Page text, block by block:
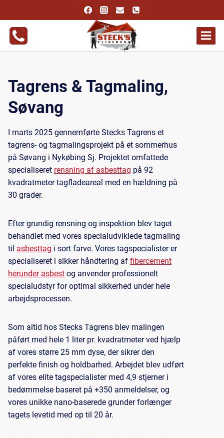
til
indhold
Tagrens & Tagmaling,
Søvang
I marts 2025 gennemførte Stecks Tagrens et
tagrens- og tagmalingsprojekt på et sommerhus
på Søvang i Nykøbing Sj. Projektet omfattede
specialiseret rensning af asbesttag på 92
kvadratmeter tagfladeareal med en hældning på
30 grader.
Efter grundig rensning og inspektion blev taget
behandlet med vores specialudviklede tagmaling
til asbesttag i sort farve. Vores tagspecialister er
specialiseret i sikker håndtering af fibercement
herunder asbest og anvender professionelt
specialudstyr for optimal sikkerhed under hele
arbejdsprocessen.
Som altid hos Stecks Tagrens blev malingen
påført med hele 1 liter pr. kvadratmeter ved hjælp
af vores større 25 mm dyse, der sikrer den
perfekte finish og holdbarhed. Arbejdet blev udført
af vores elite tagspecialister med 4,9 stjerner i
bedømmelse baseret på +350 anmeldelser, og
vores unikke nano-baserede grunder forlænger
tagets levetid med op til 20 år.